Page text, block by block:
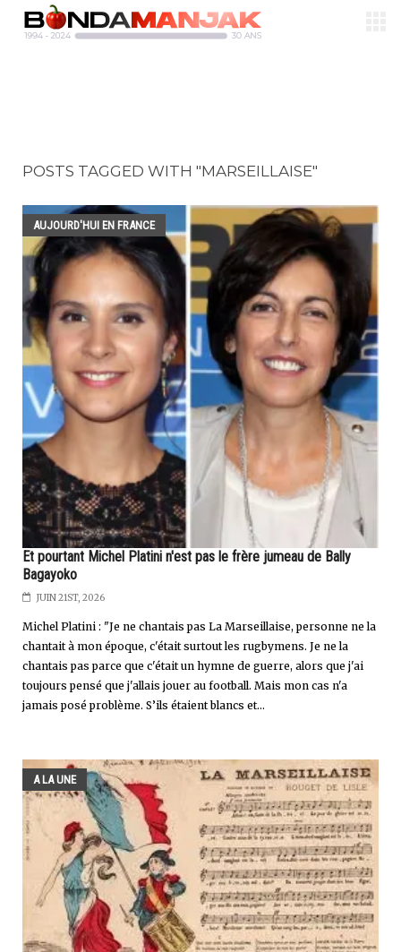
POSTS TAGGED WITH "MARSEILLAISE"
AUJOURD'HUI EN FRANCE
Et pourtant Michel Platini n'est pas le frère jumeau de Bally
Bagayoko
JUIN 21ST, 2026
Michel Platini : "Je ne chantais pas La Marseillaise, personne ne la
chantait à mon époque, c'était surtout les rugbymens. Je ne la
chantais pas parce que c'était un hymne de guerre, alors que j'ai
toujours pensé que j'allais jouer au football. Mais mon cas n'a
jamais posé problème. S’ils étaient blancs et...
A LA UNE